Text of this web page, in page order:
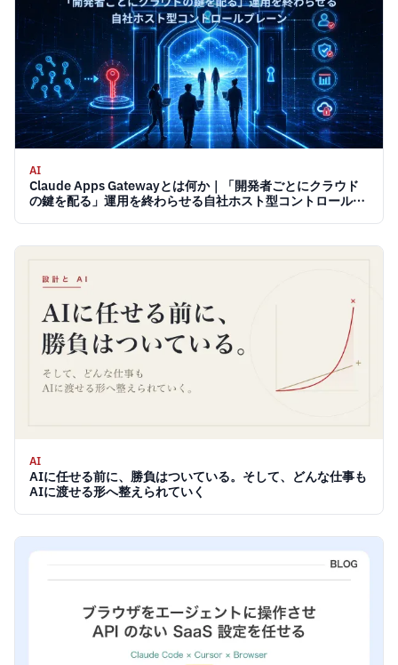
AI
Claude Apps Gatewayとは何か｜「開発者ごとにクラウド
の鍵を配る」運用を終わらせる自社ホスト型コントロールプ
AI
AIに任せる前に、勝負はついている。そして、どんな仕事も
AIに渡せる形へ整えられていく